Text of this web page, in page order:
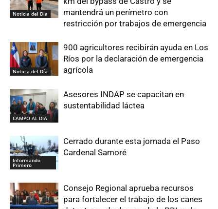
Noticia del Día
mantendrá un perímetro con
restricción por trabajos de emergencia
Noticia del Día
900 agricultores recibirán ayuda en Los
Ríos por la declaración de emergencia
agrícola
CAMPO AL DIA
Asesores INDAP se capacitan en
sustentabilidad láctea
Informando
Primero
Cerrado durante esta jornada el Paso
Cardenal Samoré
Consejo Regional aprueba recursos
para fortalecer el trabajo de los canes